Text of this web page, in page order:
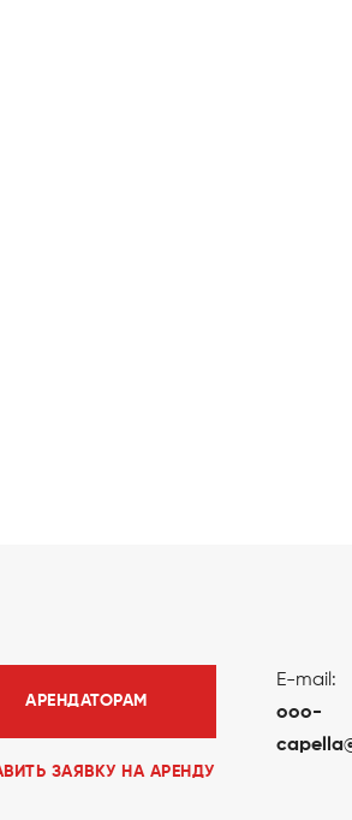
АРЕНДАТОРАМ
ЗАЯВКУ НА АРЕНДУ
E-mail:
ooo-